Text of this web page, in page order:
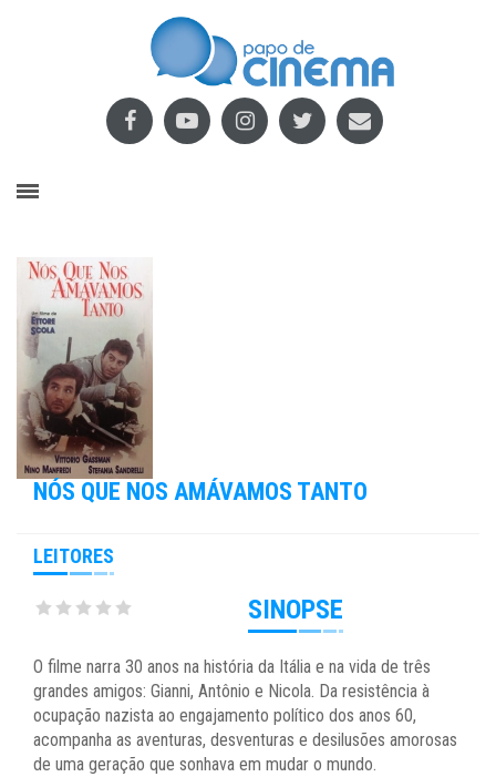
NÓS QUE NOS AMÁVAMOS TANTO
LEITORES
SINOPSE
O filme narra 30 anos na história da Itália e na vida de três
grandes amigos: Gianni, Antônio e Nicola. Da resistência à
ocupação nazista ao engajamento político dos anos 60,
acompanha as aventuras, desventuras e desilusões amorosas
de uma geração que sonhava em mudar o mundo.